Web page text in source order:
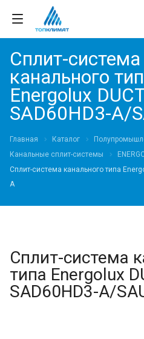
Сплит-система
канального
Energolux
SAD60HD3-A/
Главная Каталог
Канальные сплит-системы
Сплит-система канального типа
A
Сплит-система
типа Energolux
SAD60HD3-A/